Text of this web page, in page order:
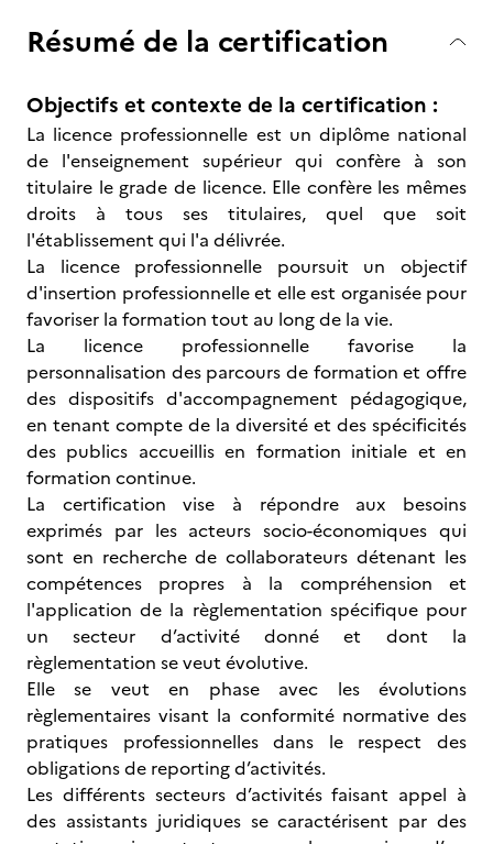
Résumé de la certification
Objectifs et contexte de la certification :
La licence professionnelle est un diplôme national
de l'enseignement supérieur qui confère à son
titulaire le grade de licence. Elle confère les mêmes
droits à tous ses titulaires, quel que soit
l'établissement qui l'a délivrée.
La licence professionnelle poursuit un objectif
d'insertion professionnelle et elle est organisée pour
favoriser la formation tout au long de la vie.
La licence professionnelle favorise la
personnalisation des parcours de formation et offre
des dispositifs d'accompagnement pédagogique,
en tenant compte de la diversité et des spécificités
des publics accueillis en formation initiale et en
formation continue.
La certification vise à répondre aux besoins
exprimés par les acteurs socio-économiques qui
sont en recherche de collaborateurs détenant les
compétences propres à la compréhension et
l'application de la règlementation spécifique pour
un secteur d’activité donné et dont la
règlementation se veut évolutive.
Elle se veut en phase avec les évolutions
règlementaires visant la conformité normative des
pratiques professionnelles dans le respect des
obligations de reporting d’activités.
Les différents secteurs d’activités faisant appel à
des assistants juridiques se caractérisent par des